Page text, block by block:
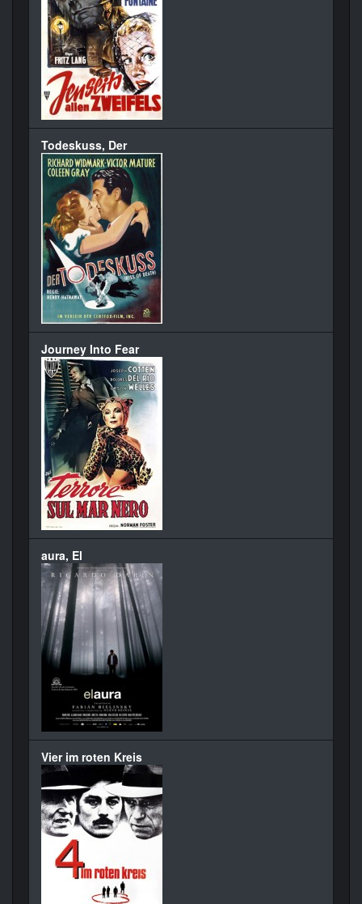
Todeskuss, Der
Journey Into Fear
aura, El
Vier im roten Kreis